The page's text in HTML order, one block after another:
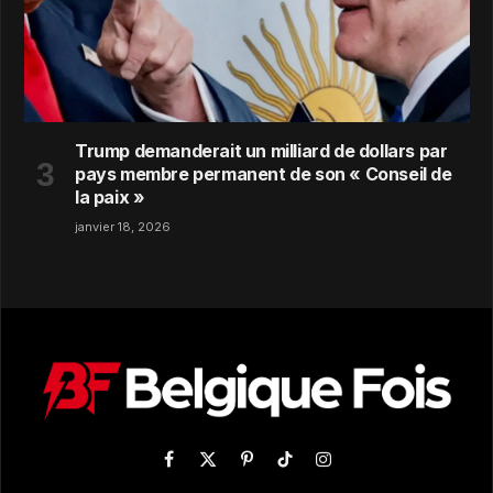
Trump demanderait un milliard de dollars par
pays membre permanent de son « Conseil de
la paix »
janvier 18, 2026
Facebook
X
PinterestTikTokInstagram